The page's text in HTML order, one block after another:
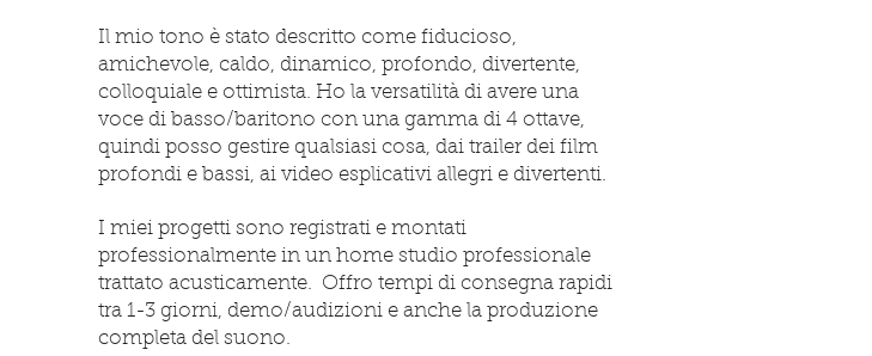
Il mio tono è stato descritto come fiducioso,
amichevole, caldo, dinamico, profondo, divertente,
colloquiale e ottimista. Ho la versatilità di avere una
voce di basso/baritono con una gamma di 4 ottave,
quindi posso gestire qualsiasi cosa, dai trailer dei film
profondi e bassi, ai video esplicativi allegri e divertenti.
I miei progetti sono registrati e montati
professionalmente in un home studio professionale
trattato acusticamente. Offro tempi di consegna rapidi
tra 1-3 giorni, demo/audizioni e anche la produzione
completa del suono.